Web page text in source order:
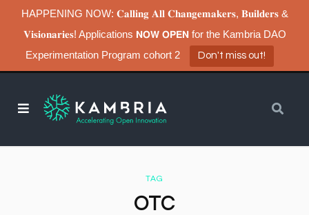
HAPPENING NOW: 𝐂𝐚𝐥𝐥𝐢𝐧𝐠 𝐀𝐥𝐥 𝐂𝐡𝐚𝐧𝐠𝐞𝐦𝐚𝐤𝐞𝐫𝐬, 𝐁𝐮𝐢𝐥𝐝𝐞𝐫𝐬 &
𝐕𝐢𝐬𝐢𝐨𝐧𝐚𝐫𝐢𝐞𝐬! Applications 𝗡𝗢𝗪 𝗢𝗣𝗘𝗡 for the Kambria DAO
Experimentation Program cohort 2
Don't miss out!
TAG
OTC